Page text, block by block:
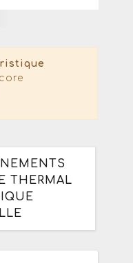
THERMAL